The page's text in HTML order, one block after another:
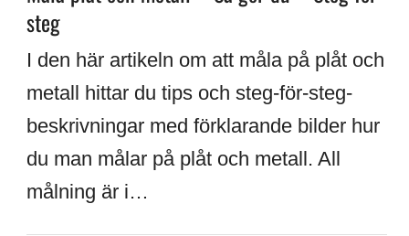
steg
I den här artikeln om att måla på plåt och
metall hittar du tips och steg-för-steg-
beskrivningar med förklarande bilder hur
du man målar på plåt och metall. All
målning är i…